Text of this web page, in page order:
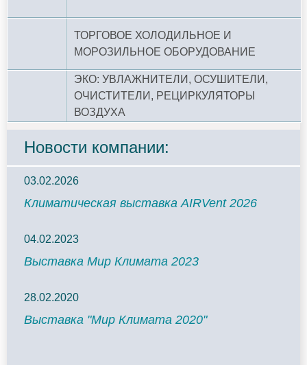
ТОРГОВОЕ ХОЛОДИЛЬНОЕ И
МОРОЗИЛЬНОЕ ОБОРУДОВАНИЕ
ЭКО: УВЛАЖНИТЕЛИ, ОСУШИТЕЛИ,
ОЧИСТИТЕЛИ, РЕЦИРКУЛЯТОРЫ
ВОЗДУХА
Новости компании:
03.02.2026
Климатическая выставка AIRVent 2026
04.02.2023
Выставка Мир Климата 2023
28.02.2020
Выставка "Мир Климата 2020"